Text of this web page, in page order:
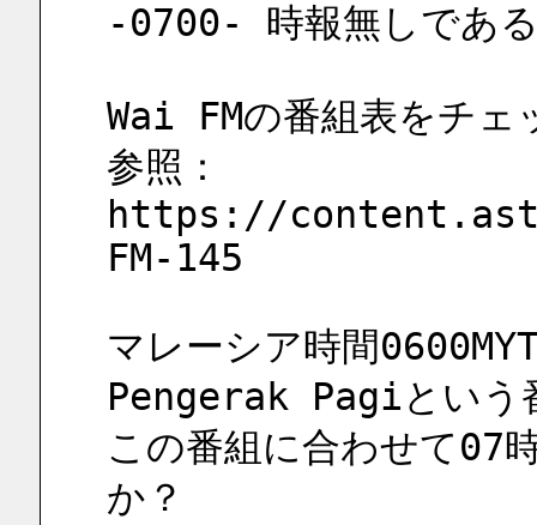
-0700- 時報無しであ
Wai FMの番組表をチェ
参照：
https://
FM-145
マレーシア時間
Pengerak Pagiという
この番組に合わせて07
か？